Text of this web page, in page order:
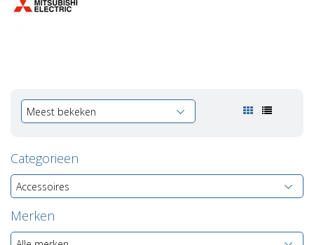
Meest bekeken
Categorieen
Accessoires
Merken